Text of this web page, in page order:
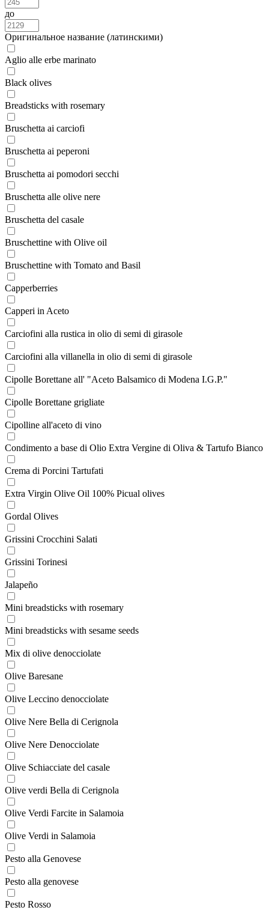
до
Оригинальное название (латинскими)
Aglio alle erbe marinato
Black olives
Breadsticks with rosemary
Bruschetta ai carciofi
Bruschetta ai peperoni
Bruschetta ai pomodori secchi
Bruschetta alle olive nere
Bruschetta del casale
Bruschettine with Olive oil
Bruschettine with Tomato and Basil
Capperberries
Capperi in Aceto
Carciofini alla rustica in olio di semi di girasole
Carciofini alla villanella in olio di semi di girasole
Cipolle Borettane all' "Aceto Balsamico di Modena I.G.P."
Cipolle Borettane grigliate
Cipolline all'aceto di vino
Condimento a base di Olio Extra Vergine di Oliva & Tartufo Bianco
Crema di Porcini Tartufati
Extra Virgin Olive Oil 100% Picual olives
Gordal Olives
Grissini Crocchini Salati
Grissini Torinesi
Jalapeño
Mini breadsticks with rosemary
Mini breadsticks with sesame seeds
Mix di olive denocciolate
Olive Baresane
Olive Leccino denocciolate
Olive Nere Bella di Cerignola
Olive Nere Denocciolate
Olive Schiacciate del casale
Olive verdi Bella di Cerignola
Olive Verdi Farcite in Salamoia
Olive Verdi in Salamoia
Pesto alla Genovese
Pesto alla genovese
Pesto Rosso